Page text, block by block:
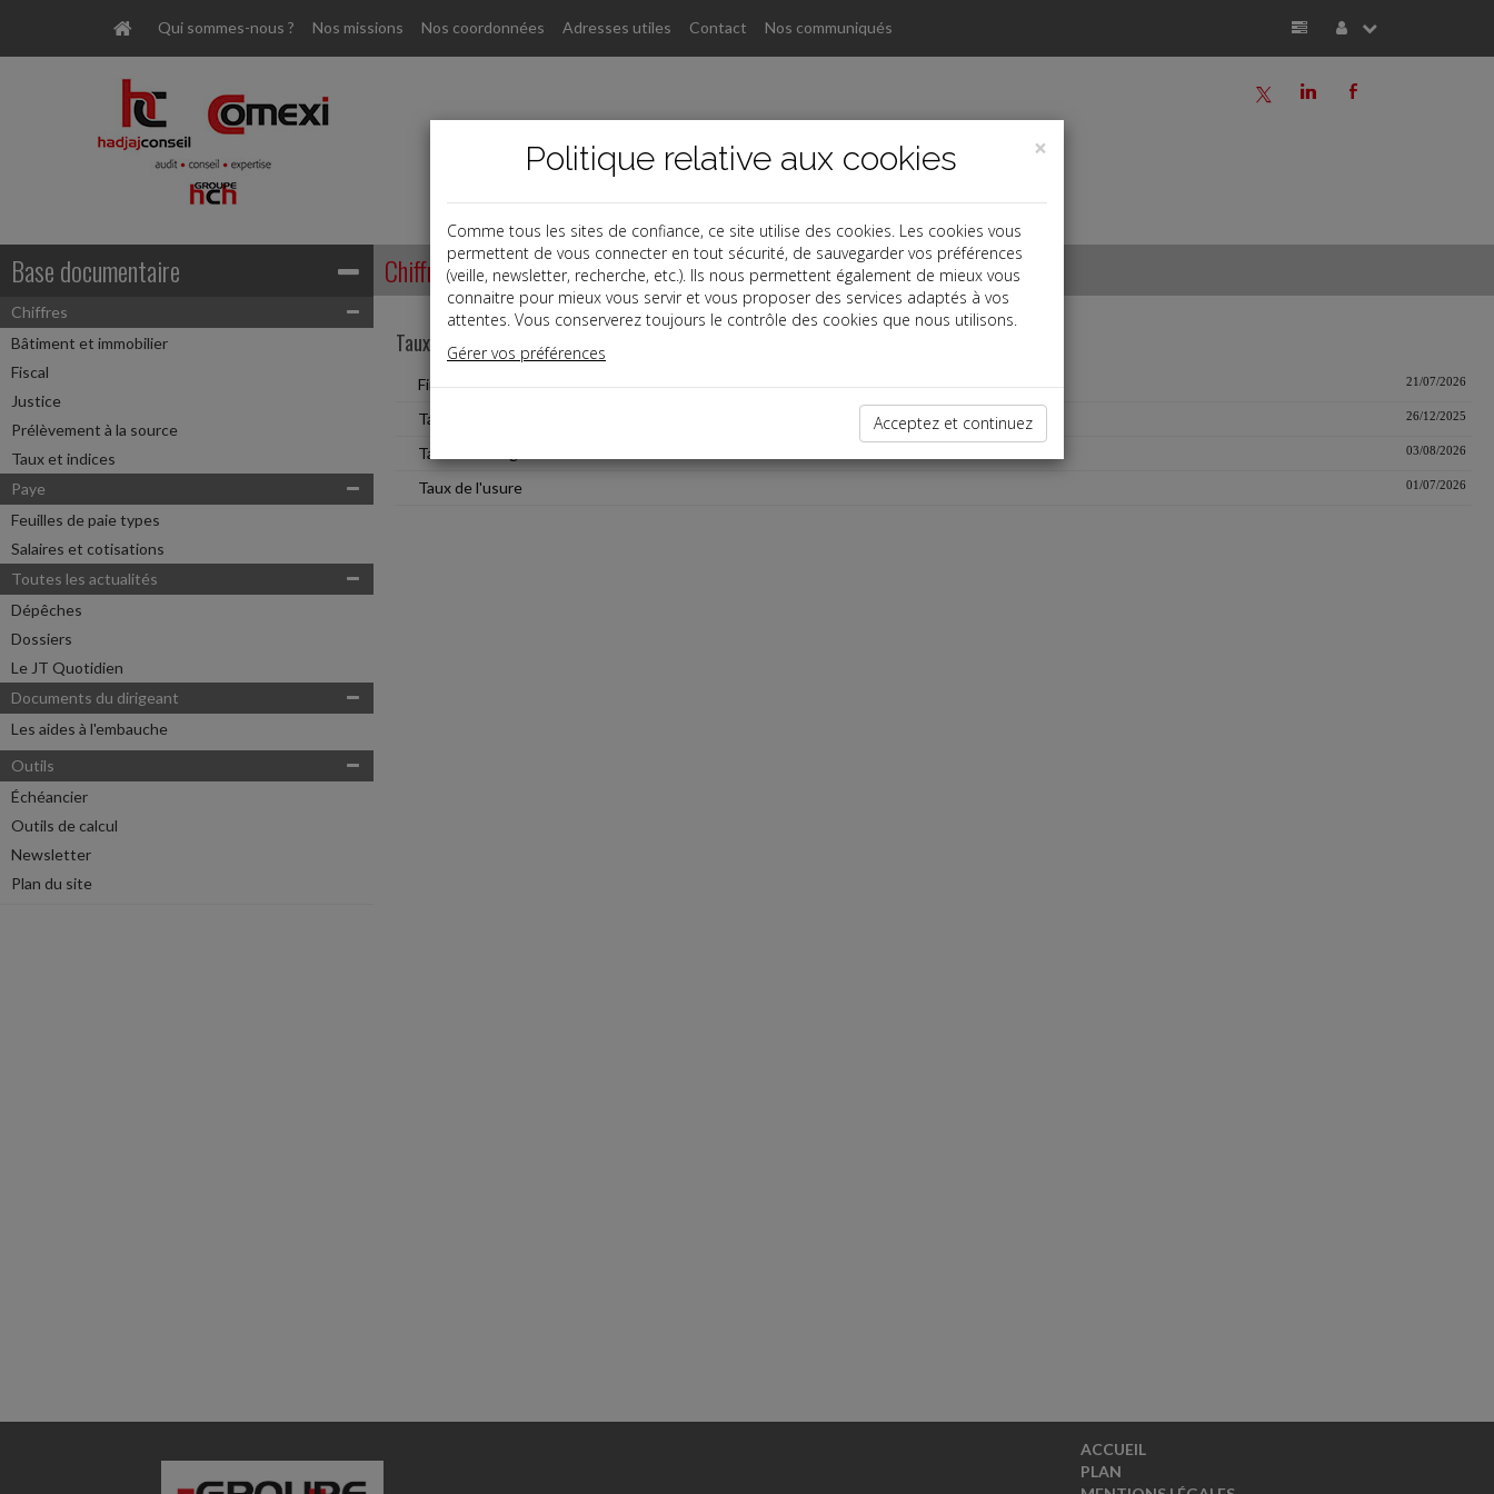
Qui sommes-nous ? Nos missions Nos coordonnées Adresses utiles Contact Nos communiqués
b
j
a
Base documentaire
Chiffres
Bâtiment et immobilier
Fiscal
Justice
Prélèvement à la source
Taux et indices
Paye
Feuilles de paie types
Salaires et cotisations
Toutes les actualités
Dépêches
Dossiers
Le JT Quotidien
Documents du dirigeant
Les aides à l'embauche
Outils
Échéancier
Outils de calcul
Newsletter
Plan du site
Chiffres
Taux et indices
Finance 21/07/2026
Taux d'intérêt légal 26/12/2025
Taux de change fin de mois 03/08/2026
Taux de l'usure 01/07/2026
ACCUEIL
PLAN
×
Politique relative aux cookies
Comme tous les sites de confiance, ce site utilise des cookies. Les cookies vous
permettent de vous connecter en tout sécurité, de sauvegarder vos préférences
(veille, newsletter, recherche, etc.). Ils nous permettent également de mieux vous
connaitre pour mieux vous servir et vous proposer des services adaptés à vos
attentes. Vous conserverez toujours le contrôle des cookies que nous utilisons.
Gérer vos préférences
Acceptez et continuez